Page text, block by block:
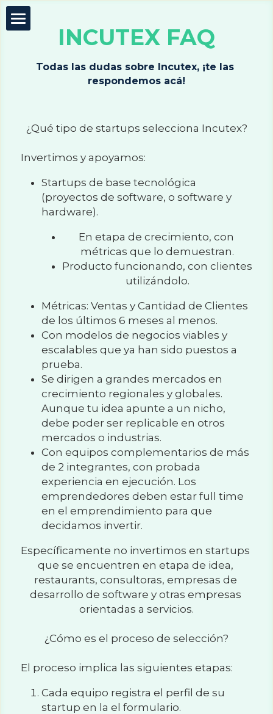
Incutex
Innovación abierta
Test de agilidad
Buscar
INCUTEX FAQ
Todas las dudas sobre Incutex, ¡te las
respondemos acá!
¿Qué tipo de startups selecciona Incutex?
Invertimos y apoyamos:
Startups de base tecnológica
(proyectos de software, o software y
hardware).
En etapa de crecimiento, con
métricas que lo demuestran.
Producto funcionando, con clientes
utilizándolo.
Métricas: Ventas y Cantidad de Clientes
de los últimos 6 meses al menos.
Con modelos de negocios viables y
escalables que ya han sido puestos a
prueba.
Se dirigen a grandes mercados en
crecimiento regionales y globales.
Aunque tu idea apunte a un nicho,
debe poder ser replicable en otros
mercados o industrias.
Con equipos complementarios de más
de 2 integrantes, con probada
experiencia en ejecución. Los
emprendedores deben estar full time
en el emprendimiento para que
decidamos invertir.
Específicamente no invertimos en startups
que se encuentren en etapa de idea,
restaurants, consultoras, empresas de
desarrollo de software y otras empresas
orientadas a servicios.
¿Cómo es el proceso de selección?
El proceso implica las siguientes etapas:
Cada equipo registra el perfil de su
startup en la el formulario.
Todas las Categorías